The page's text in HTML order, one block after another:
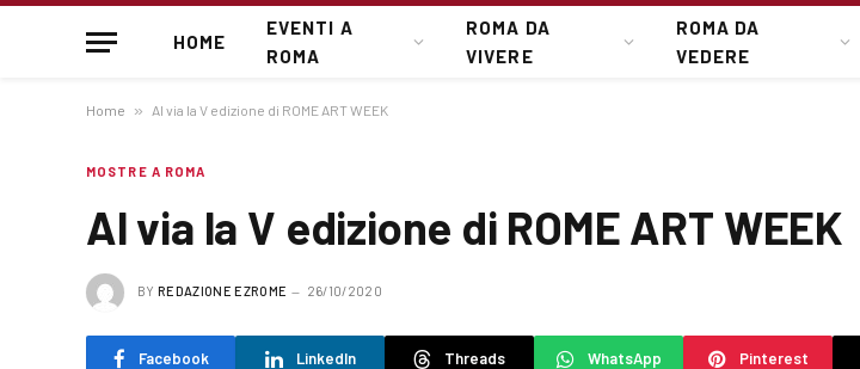
HOME
EVENTI A
ROMA
ROMA DA
VIVERE
ROMA DA
VEDERE
Home » Al via la V edizione di ROME ART WEEK
MOSTRE A ROMA
Al via la V edizione di ROME ART WEEK
BY REDAZIONE EZROME 26/10/2020
Facebook LinkedIn Threads WhatsApp Pinterest